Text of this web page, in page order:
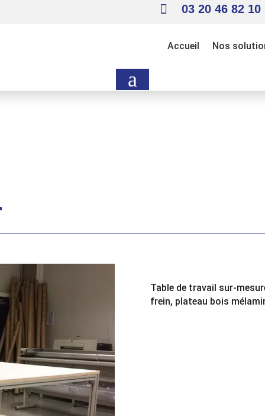
 03 20 46 82 10
Accueil Nos
a
Table de travail sur-
frein, plateau bois